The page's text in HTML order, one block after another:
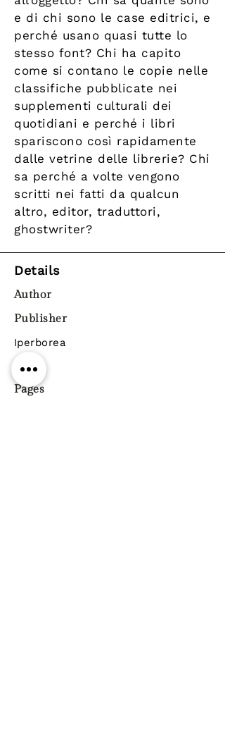
e di chi sono le case editrici, e
perché usano quasi tutte lo
stesso font? Chi ha capito
come si contano le copie nelle
classifiche pubblicate nei
supplementi culturali dei
quotidiani e perché i libri
spariscono così rapidamente
dalle vetrine delle librerie? Chi
sa perché a volte vengono
scritti nei fatti da qualcun
altro, editor, traduttori,
ghostwriter?
Details
Author
Publisher
Iperborea
Year
Pages